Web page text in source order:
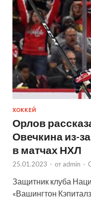
ХОККЕЙ
Орлов
Овечкина из-
в матчах НХЛ
25.01.2023 - от admin -
Защитник клуба
«Вашингтон